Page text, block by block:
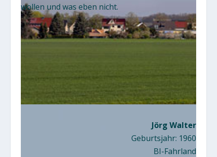
wollen und was eben nicht.
Jörg Walter
Geburtsjahr: 1960
BI-Fahrland